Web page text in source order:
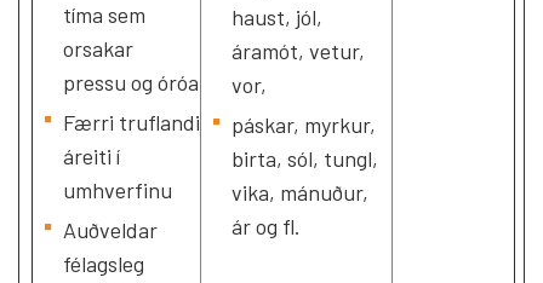
tíma sem
orsakar
pressu og óróa
Færri truflandi
áreiti í
umhverfinu
Auðveldar
félagsleg
haust, jól,
áramót, vetur,
vor,
páskar, myrkur,
birta, sól, tungl,
vika, mánuður,
ár og fl.